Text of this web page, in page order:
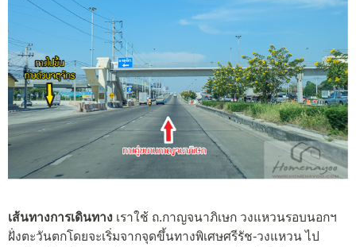
เส้นทางการเดินทาง เราใช้ ถ.กาญจนาภิเษก วงแหวนรอบนอกฯ
ฝั่งตะวันตกโดยจะเริ่มจากจุดขึ้นทางพิเศษศรีรัช-วงแหวน ไป